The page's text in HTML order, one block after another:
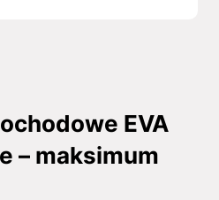
EVA
– maksimum